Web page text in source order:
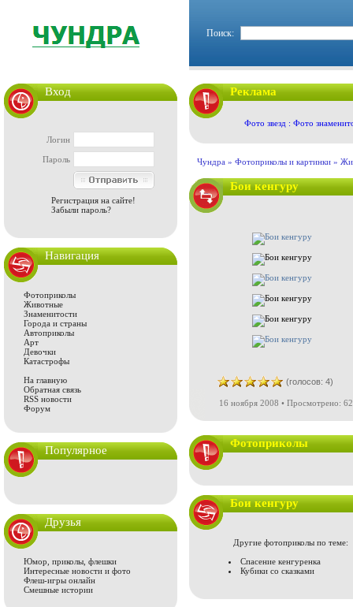
Поиск:
Вход
Логин
Пароль
Регистрация на сайте!
Забыли пароль?
Навигация
Фотоприколы
Животные
Знаменитости
Города и страны
Автоприколы
Арт
Девочки
Катастрофы
На главную
Обратная связь
RSS новости
Форум
Популярное
Друзья
Юмор, приколы, флешки
Интересные новости и фото
Флеш-игры онлайн
Смешные истории
Реклама
Фото звезд : Фото
Чундра » Фотоприколы и картинки »
Бои кенгуру
(голосов: 4)
16 ноября 2008 • Просмотрено:
Фотоприколы
Бои кенгуру
Другие фотоприколы по теме:
Спасение кенгуренка
Кубики со сказками